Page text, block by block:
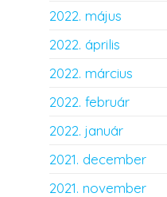
2022. május
2022. április
2022. március
2022. február
2022. január
2021. december
2021. november